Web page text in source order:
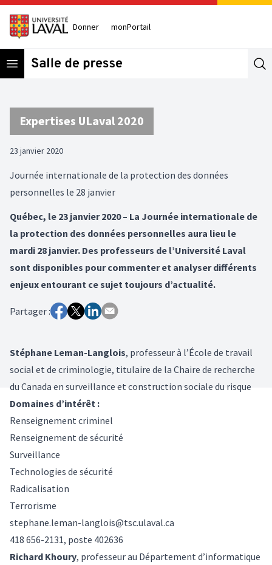
Donner monPortail
Open menu
Expertises ULaval 2020
23 janvier 2020
Journée internationale de la protection des données
personnelles le 28 janvier
Québec, le 23 janvier 2020 – La Journée internationale de
la protection des données personnelles aura lieu le
mardi 28 janvier. Des professeurs de l’Université Laval
sont disponibles pour commenter et analyser différents
enjeux entourant ce sujet toujours d’actualité.
Partager :
Stéphane Leman-Langlois, professeur à l’École de travail
social et de criminologie, titulaire de la Chaire de recherche
du Canada en surveillance et construction sociale du risque
Domaines d’intérêt :
Renseignement criminel
Renseignement de sécurité
Surveillance
Technologies de sécurité
Radicalisation
Terrorisme
stephane.leman-langlois@tsc.ulaval.ca
418 656-2131, poste 402636
Richard Khoury, professeur au Département d’informatique